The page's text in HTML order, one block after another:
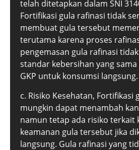
telah ditetapkan dalam SNI
Fortifikasi gula rafinasi tidak
membuat gula tersebut
terutama karena proses
pengemasan gula rafinasi
standar kebersihan yang
GKP untuk konsumsi langsung.
c. Risiko Kesehatan, Fortifikasi
mungkin dapat menambah
namun tetap ada risiko terkait
keamanan gula tersebut jika
langsung. Gula rafinasi yang